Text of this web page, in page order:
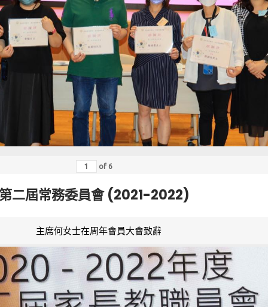
of 6
二屆常務委員會 (2021-2022)
主席何女士在周年會員大會致辭